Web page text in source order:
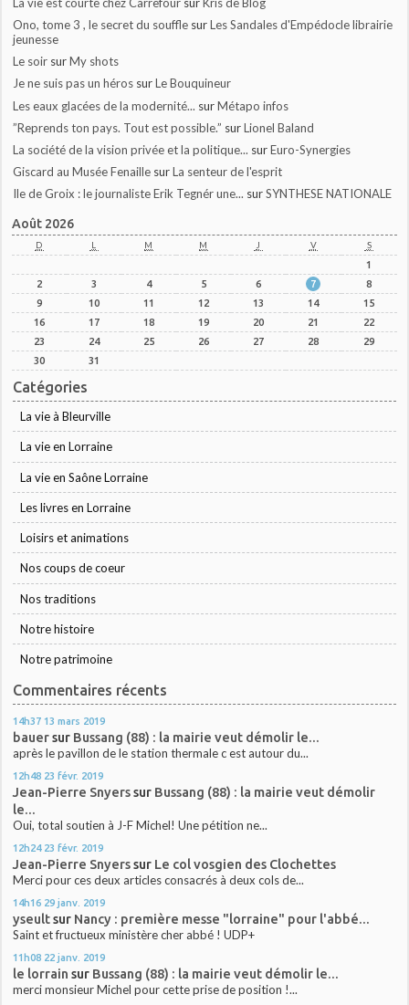
Ono, tome 3 , le secret du souffle surLes Sandales d'Empédocle librairie
jeunesse
Le soir surMy shots
Je ne suis pas un héros surLe Bouquineur
Les eaux glacées de la modernité... surMétapo infos
”Reprends ton pays. Tout est possible.” surLionel Baland
La société de la vision privée et la politique... surEuro-Synergies
Giscard au Musée Fenaille surLa senteur de l'esprit
Ile de Groix : le journaliste Erik Tegnér une... surSYNTHESE NATIONALE
Août 2026
D L M M J V S
1
2
3 4 5 6 7
8
9
10 11 12 13 14
15
16
17 18 19 20 21
22
23
24 25 26 27 28
29
30
31
Catégories
La vie à Bleurville
La vie en Lorraine
La vie en Saône Lorraine
Les livres en Lorraine
Loisirs et animations
Nos coups de coeur
Nos traditions
Notre histoire
Notre patrimoine
Commentaires récents
14h37 13 mars 2019
bauersur Bussang (88) : la mairie veut démolir le...
après le pavillon de le station thermale c est autour du...
12h48 23 févr. 2019
Jean-Pierre Snyerssur Bussang (88) : la mairie veut démolir
le...
Oui, total soutien à J-F Michel! Une pétition ne...
12h24 23 févr. 2019
Jean-Pierre Snyerssur Le col vosgien des Clochettes
Merci pour ces deux articles consacrés à deux cols de...
14h16 29 janv. 2019
yseultsur Nancy : première messe "lorraine" pour l'abbé...
Saint et fructueux ministère cher abbé ! UDP+
11h08 22 janv. 2019
le lorrain sur Bussang (88) : la mairie veut démolir le...
merci monsieur Michel pour cette prise de position !...